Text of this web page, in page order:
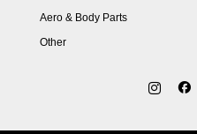
Aero & Body Parts
Other